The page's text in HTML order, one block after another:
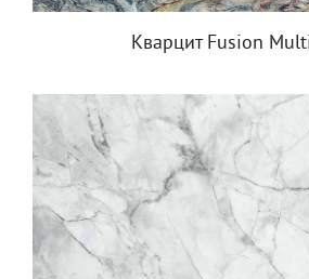
Кварцит Fusion